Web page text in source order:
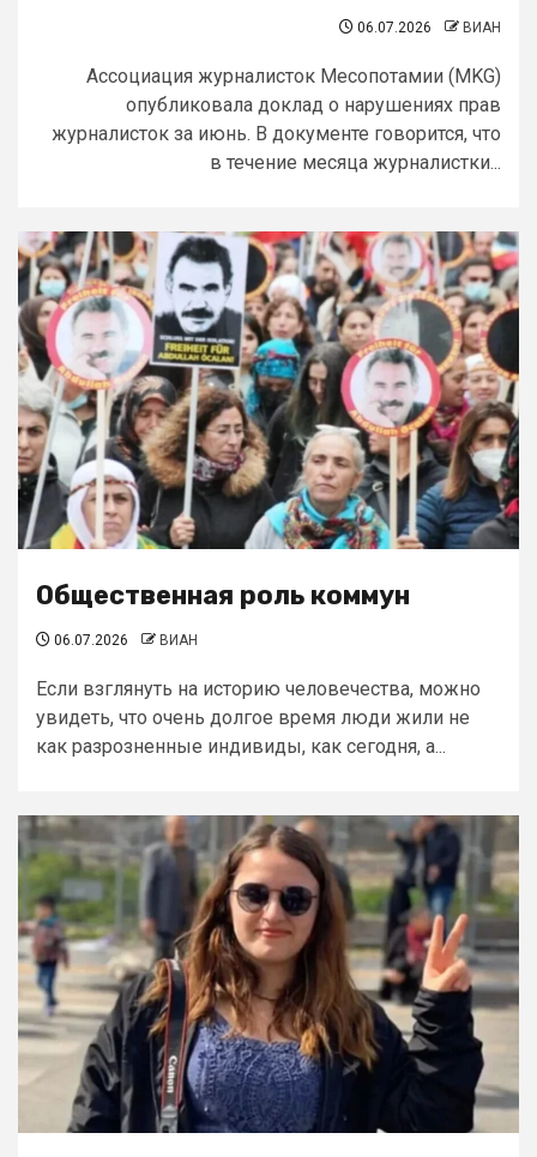
06.07.2026 ВИАН
Ассоциация журналисток Месопотамии (MKG)
опубликовала доклад о нарушениях прав
журналисток за июнь. В документе говорится, что
в течение месяца журналистки...
Общественная роль коммун
06.07.2026 ВИАН
Если взглянуть на историю человечества, можно
увидеть, что очень долгое время люди жили не
как разрозненные индивиды, как сегодня, а...